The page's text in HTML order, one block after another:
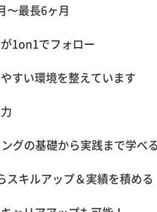
〜最長6ヶ月
1on1でフォロー
すい環境を整えています
グの基礎から実践まで学べる
スキルアップ＆実績を積める